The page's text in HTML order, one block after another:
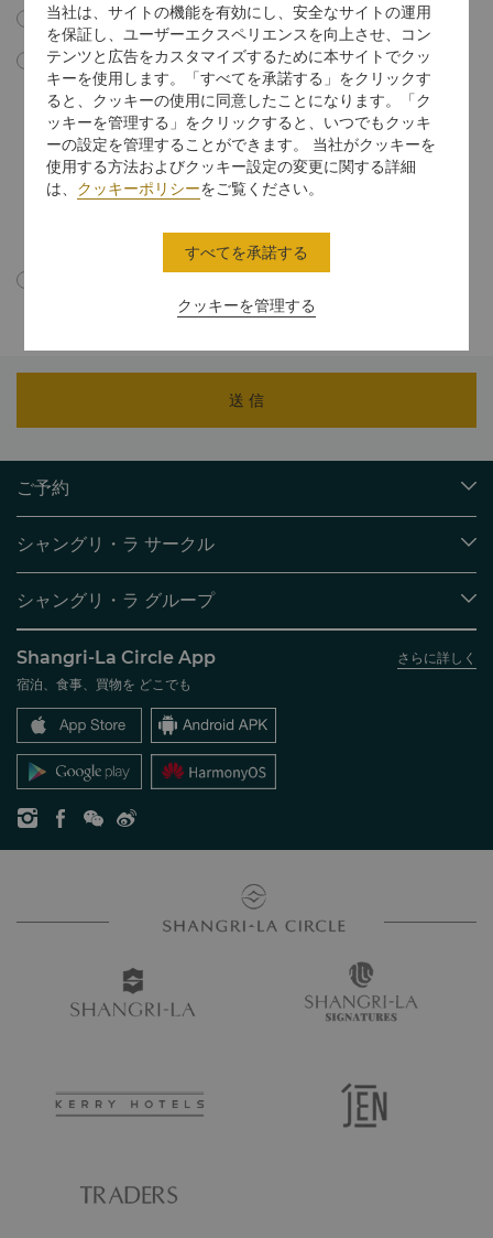
以下のすべての利用規約に同意します。
このボックスにチェックマークを入れることで、私はシャングリ･ラ イ
ンターナショナル ホテル マネジメント リミテッドからEメールによる
会議・イベントのマーケティング資料やプロモーション情報、更新情報
などを受信することに同意します。マーケティング通信での購読中止に
関する指示に従うか、unsubscribe@shangri-la.comまでEメールを
送信することで、いつでも無料で私の同意を中止することができること
を理解しています。
れることに同意します。
送 信
ご予約
ご予約の検索
レストラン＆バー
シャングリ・ラ サークル
シャングリ・ラ サークルに入会
よくあるお問合せや質問
SLCに関するお問い合わせ
シャングリ・ラ グループ
シャングリ・ラ ブランド
シャングリ・ラ センター
レジデンス
お問い合わせ
採用情報
企業の社会的責任
ニュース
Shangri-La Circle App
さらに詳しく
宿泊、食事、買物を どこでも
当社は、サイトの機能を有効にし、安全なサイトの運用
を保証し、ユーザーエクスペリエンスを向上させ、コン
テンツと広告をカスタマイズするために本サイトでクッ
キーを使用します。「すべてを承諾する」をクリックす
ると、クッキーの使用に同意したことになります。「ク
ッキーを管理する」をクリックすると、いつでもクッキ
ーの設定を管理することができます。 当社がクッキーを
使用する方法およびクッキー設定の変更に関する詳細
は、 クッキーポリシーをご覧ください。
クッキーを管理する
すべてを承諾する